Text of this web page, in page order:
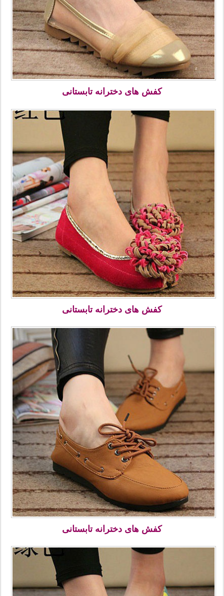
کفش های دخترانه تابستانی
کفش های دخترانه تابستانی
کفش های دخترانه تابستانی